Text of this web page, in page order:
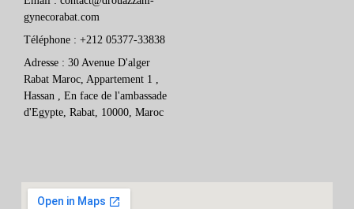
gynecorabat.com
Téléphone : +212 05377-33838
Adresse : 30 Avenue D'alger
Rabat Maroc, Appartement 1 ,
Hassan , En face de l'ambassade
d'Egypte, Rabat, 10000, Maroc